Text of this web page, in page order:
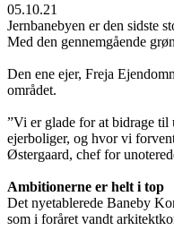
05.10.21
Jernbanebyen er den sidste
Med den gennemgående
Den ene ejer, Freja
området.
”Vi er glade for at bidrage
ejerboliger, og hvor vi
Østergaard, chef for
Ambitionerne er helt i top
Det nyetablerede Baneby
som i foråret vandt